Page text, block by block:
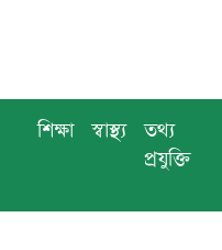
শিক্ষা স্বাস্থ্য
তথ্য
প্রযুক্তি